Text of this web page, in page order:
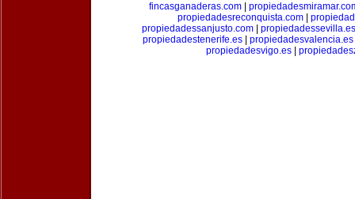
fincasganaderas.com
propiedadesreconquista.com
propiedadessanjusto.com| propiedadessevilla.es
propiedadestenerife.es| propiedadesvalencia.es
propiedadesvigo.es|